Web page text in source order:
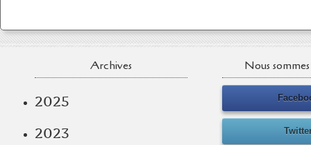
Archives
2025
2023
Nous